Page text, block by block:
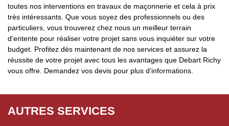
toutes nos interventions en travaux de maçonnerie et cela à prix
très intéressants. Que vous soyez des professionnels ou des
particuliers, vous trouverez chez nous un meilleur terrain
d’entente pour réaliser votre projet sans vous inquiéter sur votre
budget. Profitez dès maintenant de nos services et assurez la
réussite de votre projet avec tous les avantages que Debart Richy
vous offre. Demandez vos devis pour plus d’informations.
AUTRES SERVICES